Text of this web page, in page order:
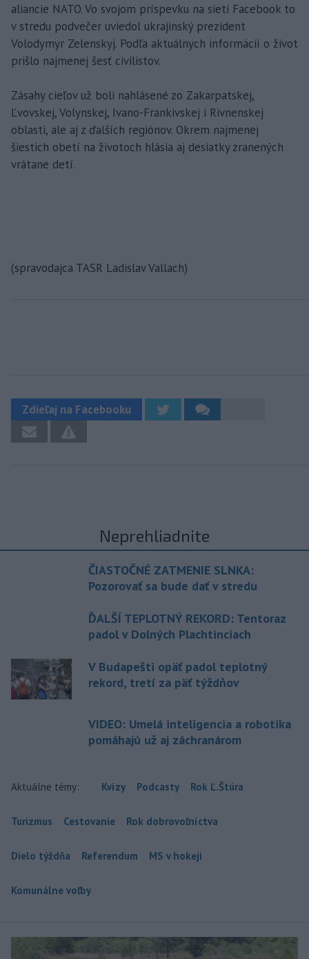
aliancie NATO. Vo svojom príspevku na sieti Facebook to
v stredu podvečer uviedol ukrajinský prezident
Volodymyr Zelenskyj. Podľa aktuálnych informácií o život
prišlo najmenej šesť civilistov.
Zásahy cieľov už boli nahlásené zo Zakarpatskej,
Ľvovskej, Volynskej, Ivano-Frankivskej i Rivnenskej
oblasti, ale aj z ďalších regiónov. Okrem najmenej
šiestich obetí na životoch hlásia aj desiatky zranených
vrátane detí.
(spravodajca TASR Ladislav Vallach)
Zdieľaj na Facebooku
Neprehliadnite
ČIASTOČNÉ ZATMENIE SLNKA:
Pozorovať sa bude dať v stredu
ĎALŠÍ TEPLOTNÝ REKORD: Tentoraz
padol v Dolných Plachtinciach
V Budapešti opäť padol teplotný
rekord, tretí za päť týždňov
VIDEO: Umelá inteligencia a robotika
pomáhajú už aj záchranárom
Aktuálne témy: Kvízy Podcasty Rok Ľ.Štúra
Turizmus Cestovanie Rok dobrovoľníctva
Dielo týždňa Referendum MS v hokeji
Komunálne voľby